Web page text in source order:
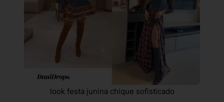
look festa junina chique sofisticado